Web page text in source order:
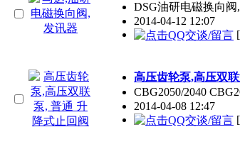
DSG油研电磁换向阀
2014-04-12 12:07
高压齿轮泵,高压双
CBG2050/2040
2014-04-08 12:47